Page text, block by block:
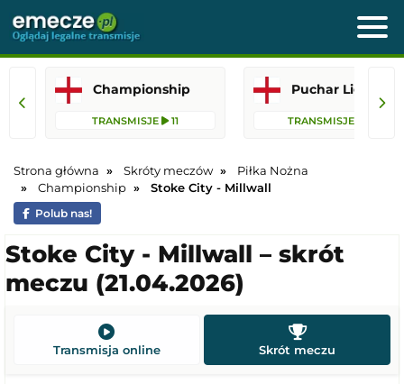
Championship
TRANSMISJE 11 TRANSMISJE
Strona główna Skróty meczów
Piłka Nożna
Championship
Stoke City - Millwall
Polub nas!
Stoke City - Millwall – skrót
meczu (21.04.2026)
Transmisja online Skrót meczu